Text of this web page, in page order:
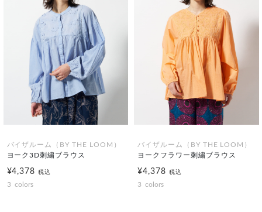
バイザルーム（BY THE LOOM）
ヨーク3D刺繍ブラウス
¥4,378税込
3 colors
バイザルーム（BY THE LOOM）
ヨークフラワー刺繍ブラウス
¥4,378 税込
3 colors